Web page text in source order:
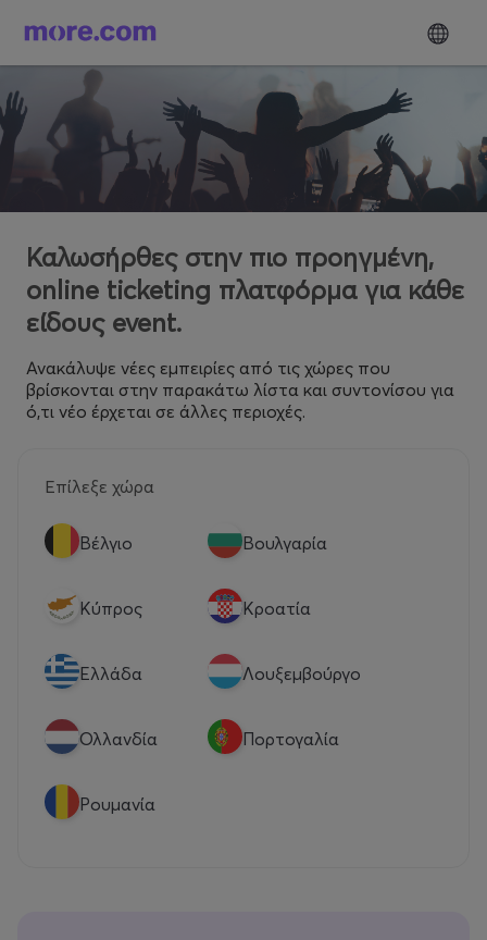
Καλωσήρθες στην πιο προηγμένη,
online ticketing πλατφόρμα για κάθε
είδους event.
Ανακάλυψε νέες εμπειρίες από τις χώρες που
βρίσκονται στην παρακάτω λίστα και συντονίσου για
ό,τι νέο έρχεται σε άλλες περιοχές.
Επίλεξε χώρα
Βέλγιο Βουλγαρία
Κύπρος Κροατία
Eλλάδα Λουξεμβούργο
Ολλανδία Πορτογαλία
Ρουμανία